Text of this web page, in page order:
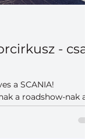
-
a roadshow-nak az
Európai régióban,
is találkozhattak